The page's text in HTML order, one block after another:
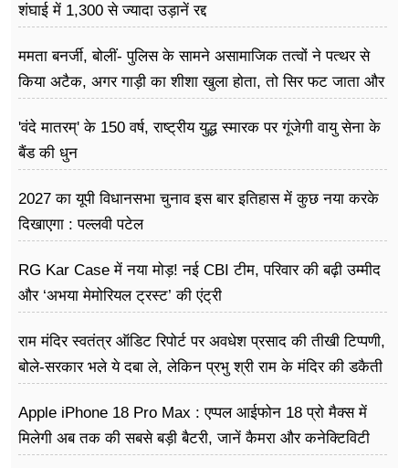
शंघाई में 1,300 से ज्यादा उड़ानें रद्द
ममता बनर्जी, बोलीं- पुलिस के सामने असामाजिक तत्वों ने पत्थर से
किया अटैक, अगर गाड़ी का शीशा खुला होता, तो सिर फट जाता और
'वंदे मातरम्' के 150 वर्ष, राष्ट्रीय युद्ध स्मारक पर गूंजेगी वायु सेना के
बैंड की धुन
2027 का यूपी विधानसभा चुनाव इस बार इतिहास में कुछ नया करके
दिखाएगा : पल्लवी पटेल
RG Kar Case में नया मोड़! नई CBI टीम, परिवार की बढ़ी उम्मीद
और ‘अभया मेमोरियल ट्रस्ट’ की एंट्री
राम मंदिर स्वतंत्र ऑडिट रिपोर्ट पर अवधेश प्रसाद की तीखी टिप्पणी,
बोले-सरकार भले ये दबा ले, लेकिन प्रभु श्री राम के मंदिर की डकैती
Apple iPhone 18 Pro Max : एप्पल आईफोन 18 प्रो मैक्स में
मिलेगी अब तक की सबसे बड़ी बैटरी, जानें कैमरा और कनेक्टिविटी